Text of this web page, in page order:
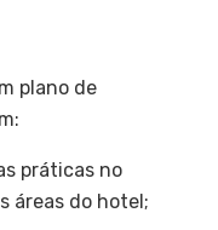
plano de
práticas no
áreas do hotel;